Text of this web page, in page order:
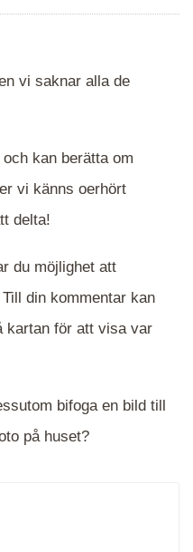
vi saknar alla de
kan berätta om
vi känns oerhört
delta!
du möjlighet att
din kommentar kan
kartan för att visa var
bifoga en bild till
på huset?